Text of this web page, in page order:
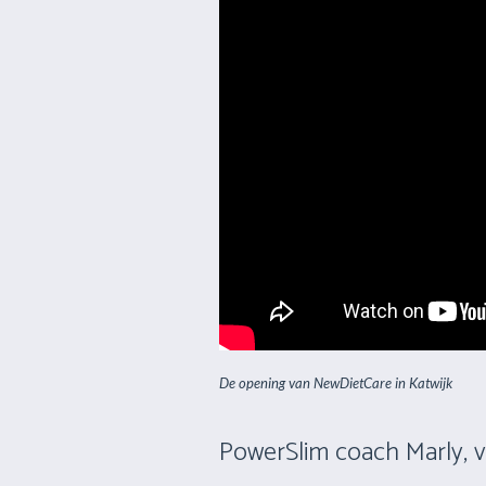
De opening van NewDietCare in Katwijk
PowerSlim coach Marly,